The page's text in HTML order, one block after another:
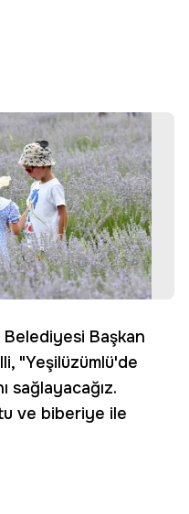
Başkan
"Yeşilüzümlü'de
sağlayacağız.
ve biberiye ile